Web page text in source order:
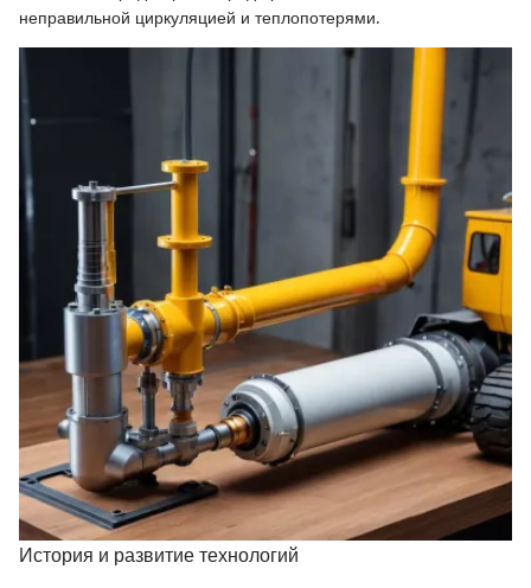
неправильной циркуляцией и теплопотерями.
История и развитие технологий